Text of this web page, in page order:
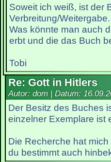
Soweit ich weiß, ist der
Verbreitung/Weitergabe.
Was könnte man auch
erbt und die das Buch
Tobi
Re: Gott in Hitlers
Autor: dom | Datum:
Der Besitz des Buches
einzelner Exemplare ist
Die Recherche hat
du bestimmt auch